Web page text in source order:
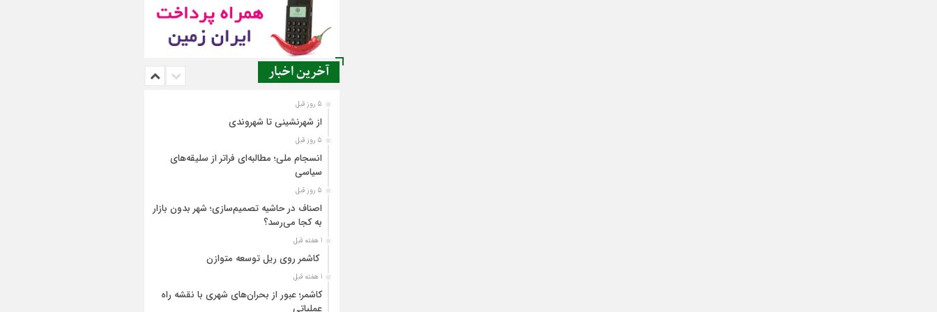
آخرین اخبار
5 روز قبل
از شهرنشینی تا شهروندی
5 روز قبل
انسجام ملی؛ مطالبه‌ای فراتر از سلیقه‌های
سیاسی
5 روز قبل
اصناف در حاشیه تصمیم‌سازی؛ شهر بدون بازار
به کجا می‌رسد؟
1 هفته قبل
کاشمر روی ریل توسعه متوازن
1 هفته قبل
کاشمر؛ عبور از بحران‌های شهری با نقشه راه
عملیاتی